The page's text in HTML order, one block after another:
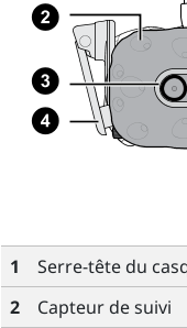
1
Serre-tête du
2
Capteur de suivi